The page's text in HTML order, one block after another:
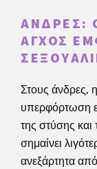
ΆΝΔΡΕΣ:
ΆΓΧΟΣ
Στους άνδρες,
υπερφόρτωση
της στύσης
σημαίνει
ανεξάρτητα